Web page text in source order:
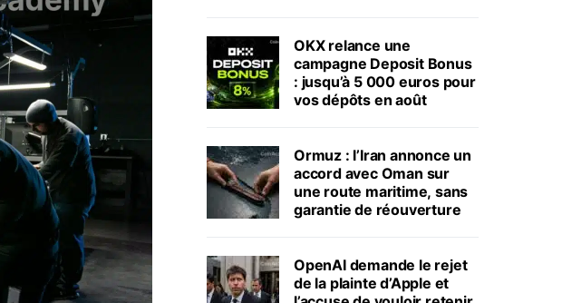
OKX relance une
campagne Deposit Bonus
: jusqu’à 5 000 euros pour
vos dépôts en août
Ormuz : l’Iran annonce un
accord avec Oman sur
une route maritime, sans
garantie de réouverture
OpenAI demande le rejet
de la plainte d’Apple et